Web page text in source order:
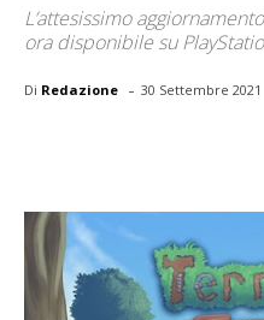
L’attesissimo
ora disponibile su
Di Redazione - 30 Settembre 2021